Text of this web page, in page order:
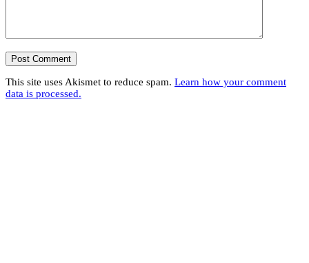
This site uses Akismet to reduce spam. Learn how your comment
data is processed.